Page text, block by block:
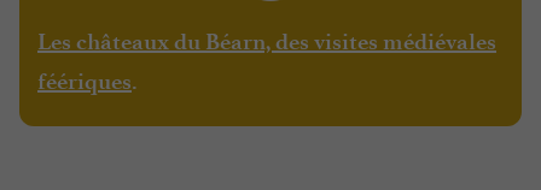
Les châteaux du Béarn, des visites médiévales
féériques.